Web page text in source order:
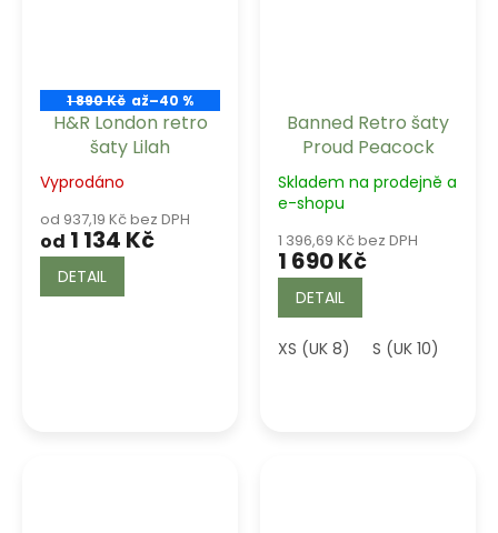
1 890 Kč až–40 %
H&R London retro
šaty Lilah
Vyprodáno
od 937,19 Kč bez DPH
od 1 134 Kč
DETAIL
Banned Retro šaty
Proud Peacock
Skladem na prodejně a
e-shopu
1 396,69 Kč bez DPH
1 690 Kč
DETAIL
XS (UK 8) S (UK 10)